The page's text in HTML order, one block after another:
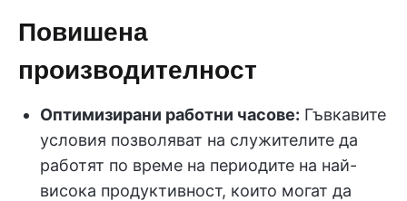
Повишена
производителност
Оптимизирани работни часове: Гъвкавите
условия позволяват на служителите да
работят по време на периодите на най-
висока продуктивност, които могат да